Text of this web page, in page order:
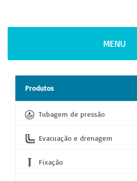
MENU
Produtos
Tubagem de pressão
Evacuação e drenagem
Fixação